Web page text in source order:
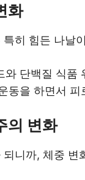
화
특히 힘든 나날
와 단백질 식품
동을 하면서
의 변화
되니까, 체중 변